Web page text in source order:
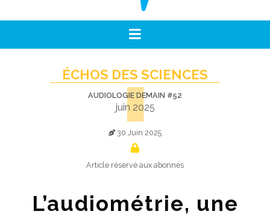
ÉCHOS DES SCIENCES
AUDIOLOGIE DEMAIN #52
juin 2025
30 Juin 2025
Article réservé aux abonnés
L’audiométrie, une